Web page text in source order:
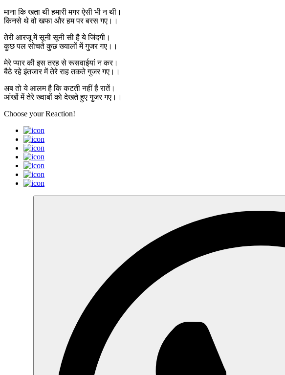
माना कि खता थी हमारी मगर ऐसी भी न थी।
किनसे थे वो खफा और हम पर बरस गए।।
तेरी आरजू में सूनी सूनी सी है ये जिंदगी।
कुछ पल सोचते कुछ ख्यालों में गुजर गए।।
मेरे प्यार की इस तरह से रूसवाईयां न कर।
बैठे रहे इंतजार में तेरे राह तकते गुजर गए।।
अब तो ये आलम है कि कटती नहीं है रातें।
आंखों में तेरे ख्वाबों को देखते हुए गुजर गए।।
Choose yourReaction!